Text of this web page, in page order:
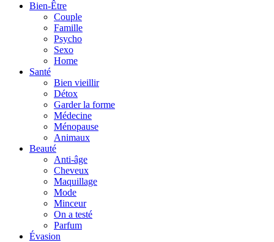
Bien-Être
Couple
Famille
Psycho
Sexo
Home
Santé
Bien vieillir
Détox
Garder la forme
Médecine
Ménopause
Animaux
Beauté
Anti-âge
Cheveux
Maquillage
Mode
Minceur
On a testé
Parfum
Évasion